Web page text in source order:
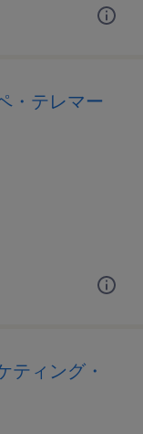
・テレマー
ティング・